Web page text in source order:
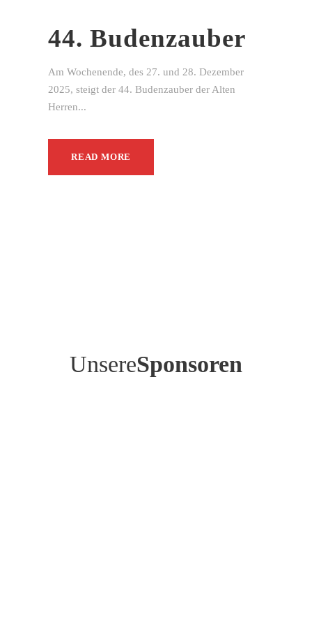
44. Budenzauber
Am Wochenende, des 27. und 28. Dezember
2025, steigt der 44. Budenzauber der Alten
Herren...
READ MORE
UnsereSponsoren